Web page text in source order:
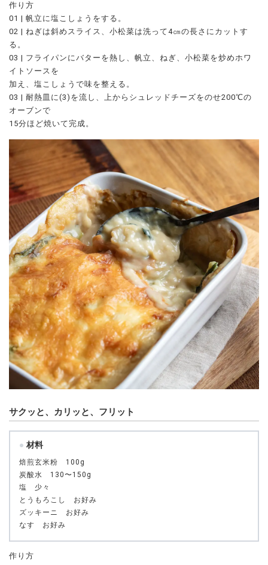
作り方
01 | 帆立に塩こしょうをする。
02 | ねぎは斜めスライス、小松菜は洗って4㎝の長さにカットす
る。
03 | フライパンにバターを熱し、帆立、ねぎ、小松菜を炒めホワ
イトソースを
加え、塩こしょうで味を整える。
03 | 耐熱皿に(3)を流し、上からシュレッドチーズをのせ200℃の
オーブンで
15分ほど焼いて完成。
サクッと、カリッと、フリット
材料
焙煎玄米粉 100g
炭酸水 130〜150g
塩 少々
とうもろこし お好み
ズッキーニ お好み
なす お好み
作り方